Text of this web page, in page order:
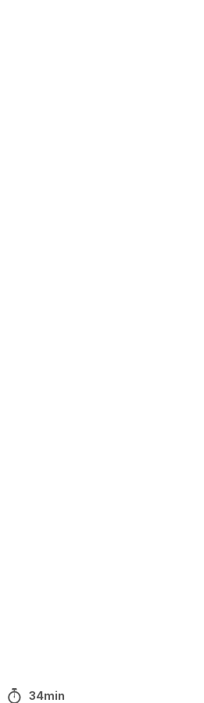
34min